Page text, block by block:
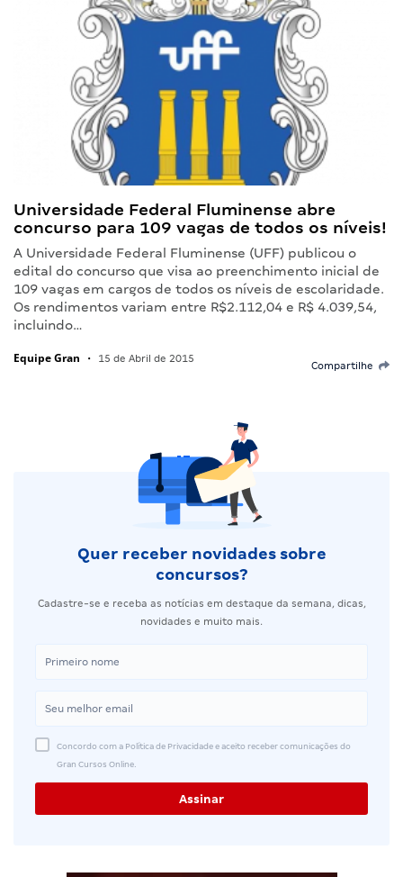
Universidade Federal Fluminense abre
concurso para 109 vagas de todos os níveis!
A Universidade Federal Fluminense (UFF) publicou o
edital do concurso que visa ao preenchimento inicial de
109 vagas em cargos de todos os níveis de escolaridade.
Os rendimentos variam entre R$2.112,04 e R$ 4.039,54,
incluindo…
Equipe Gran • 15 de Abril de 2015
Compartilhe
Quer receber novidades sobre
concursos?
Cadastre-se e receba as notícias em destaque da semana, dicas,
novidades e muito mais.
Concordo com a Política de Privacidade e aceito receber comunicações do
Gran Cursos Online.